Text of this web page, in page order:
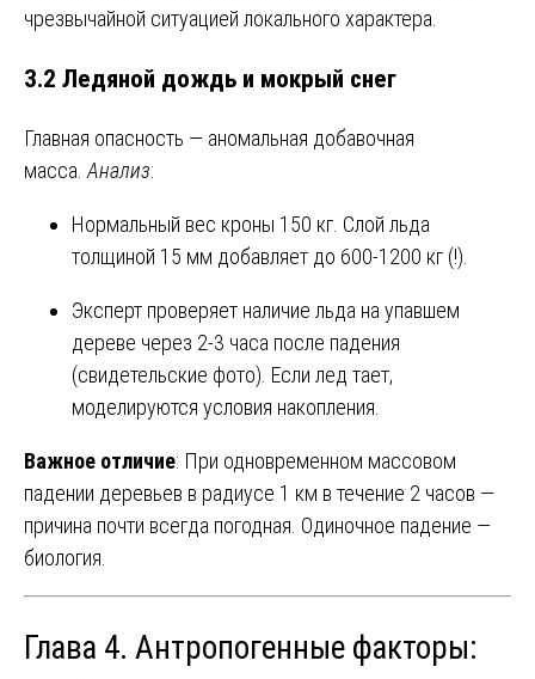
чрезвычайной ситуацией локального характера.
3.2 Ледяной дождь и мокрый снег
Главная опасность — аномальная добавочная
масса. Анализ:
Нормальный вес кроны 150 кг. Слой льда
толщиной 15 мм добавляет до 600-1200 кг (!).
Эксперт проверяет наличие льда на упавшем
дереве через 2-3 часа после падения
(свидетельские фото). Если лед тает,
моделируются условия накопления.
Важное отличие: При одновременном массовом
падении деревьев в радиусе 1 км в течение 2 часов —
причина почти всегда погодная. Одиночное падение —
биология.
Глава 4. Антропогенные факторы: